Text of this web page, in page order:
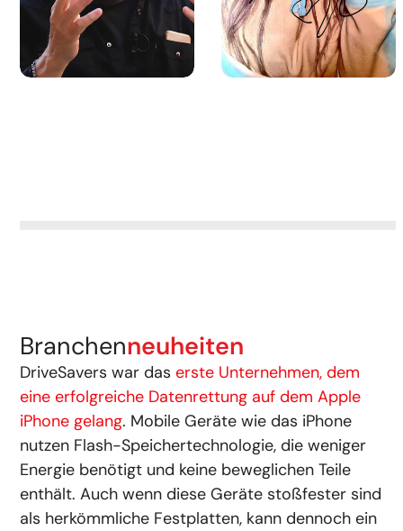
Branchenneuheiten
DriveSavers war daserste Unternehmen, dem
eine erfolgreiche Datenrettung auf dem Apple
iPhone gelang. Mobile Geräte wie das iPhone
nutzen Flash-Speichertechnologie, die weniger
Energie benötigt und keine beweglichen Teile
enthält. Auch wenn diese Geräte stoßfester sind
als herkömmliche Festplatten, kann dennoch ein